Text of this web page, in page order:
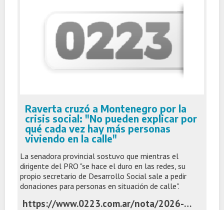
Raverta cruzó a Montenegro por la
crisis social: "No pueden explicar por
qué cada vez hay más personas
viviendo en la calle"
La senadora provincial sostuvo que mientras el
dirigente del PRO "se hace el duro en las redes, su
propio secretario de Desarrollo Social sale a pedir
donaciones para personas en situación de calle".
https://www.0223.com.ar/nota/2026-6-1-21-0-0-raverta-cruzo-a-montenegro-por-la-crisis-social-no-pueden-explicar-por-que-cada-vez-hay-mas-personas-viviendo-en-la-calle